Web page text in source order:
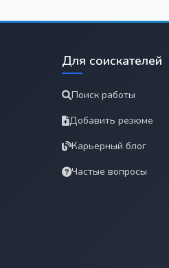
Для соискателей
Поиск работы
Добавить резюме
Карьерный блог
Частые вопросы